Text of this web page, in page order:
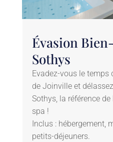
Évasion
Sothys
Evadez-vous le temps
de Joinville et
Sothys, la référence
spa !
Inclus : hébergement,
petits-déjeuners.